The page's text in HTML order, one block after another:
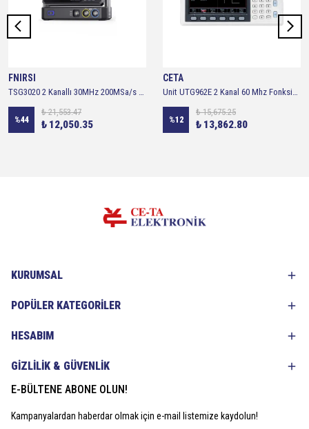
FNIRSI
TSG3020 2 Kanallı 30MHz 200MSa/s Fonksiyon Sinyal Jeneratörü
%44
₺ 21,553.47
₺ 12,050.35
CETA
Unit UTG962E 2 Kanal 60 Mhz Fonksiyon Jeneratörü
%12
₺ 15,675.25
₺ 13,862.80
KURUMSAL
POPÜLER KATEGORİLER
HESABIM
GİZLİLİK & GÜVENLİK
E-BÜLTENE ABONE OLUN!
Kampanyalardan haberdar olmak için e-mail listemize kaydolun!